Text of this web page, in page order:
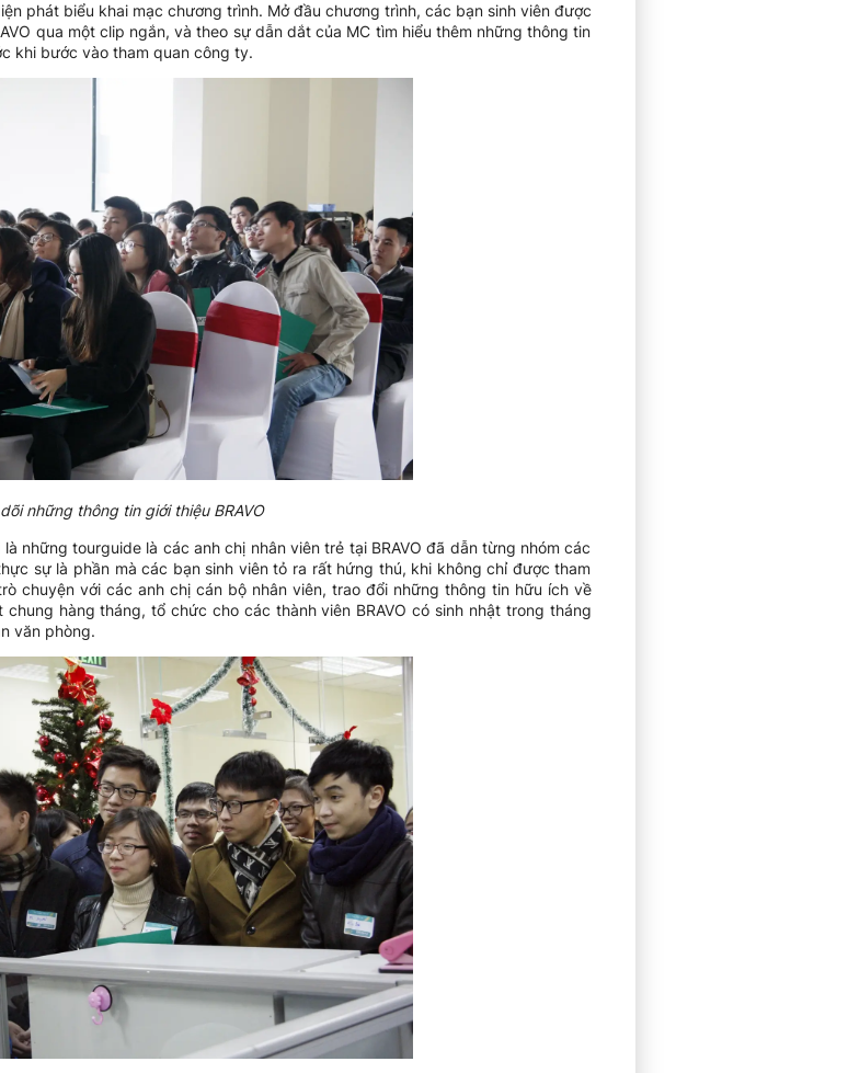
phát biểu khai mạc chương trình. Mở đầu chương trình, các bạn sinh viên được
qua một clip ngắn, và theo sự dẫn dắt của MC tìm hiểu thêm những thông tin
khi bước vào tham quan công ty.
những thông tin giới thiệu BRAVO
những tourguide là các anh chị nhân viên trẻ tại BRAVO đã dẫn từng nhóm các
sự là phần mà các bạn sinh viên tỏ ra rất hứng thú, khi không chỉ được tham
chuyện với các anh chị cán bộ nhân viên, trao đổi những thông tin hữu ích về
hàng tháng, tổ chức cho các thành viên BRAVO có sinh nhật trong tháng
văn phòng.